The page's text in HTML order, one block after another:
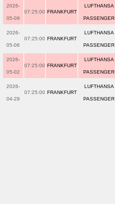
2026-
05-09
07:25:00 FRANKFURT
LUFTHANSA
PASSENGER
2026-
05-06
07:25:00 FRANKFURT
LUFTHANSA
PASSENGER
2026-
05-02
07:25:00 FRANKFURT
LUFTHANSA
PASSENGER
2026-
04-29
07:25:00 FRANKFURT
LUFTHANSA
PASSENGER